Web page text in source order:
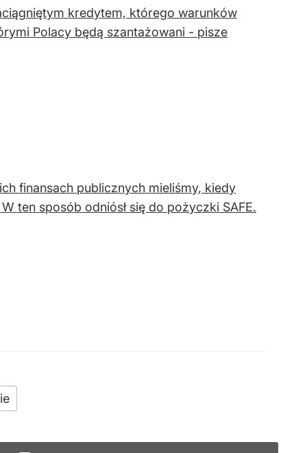
kredytem, którego warunków
Polacy będą szantażowani - pisze
finansach publicznych mieliśmy, kiedy
ten sposób odniósł się do pożyczki SAFE.